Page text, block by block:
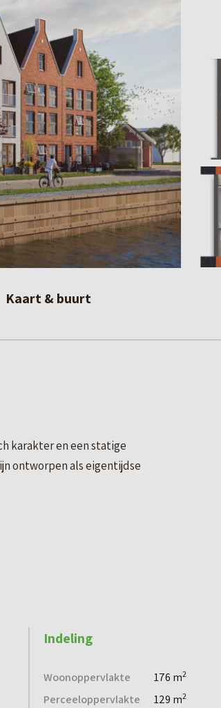
Kaart & buurt
karakter en een statige
ontworpen als eigentijdse
Indeling
Woonoppervlakte 176 m2
Perceeloppervlakte 129 m2